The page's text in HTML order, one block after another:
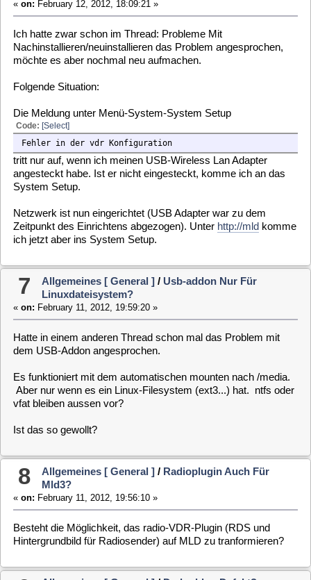
Aber nur wenn es ein Linux-Filesystem (ext3...) hat. ntfs oder
vfat bleiben aussen vor?
Ist das so gewollt?
8 Mld3?
Besteht die Möglichkeit, das radio-VDR-Plugin (RDS und
Hintergrundbild für Radiosender) auf MLD zu tranformieren?
9 Allgemeines [ General ] /Dvd-addon Defekt?
«on:February 11, 2012, 19:52:56 »
benutzen, sondern auch zum DVD schauen.
Klappt aber nicht.
Feb 11 12:54:04 (none) user.err vdr: [12086] ERROR: dvd-plugin cannot
Kann ich das irgendwie beheben?
10 Allgemeines [ General ]/Mc-addon Anpassen
«on:February 10, 2012, 13:01:52 »
Für das mc-Addon würde ich (aus meiner Sicht) empfehlen,
das, wenn man das Addon herunterlädt die Konfiguration
schon modifiziert ist.
Einstellungen:Internen Editor benutzen
die Navigation mit den Pfeiltasten einfacher.
Ansonsten öffnet sich zum Bearbeiten immer vi. Ist vielleicht
nicht jedermann Geschmack. Man kann es natürlich auch
selber einstellen
11 Allgemeines [ General ] Den Installer Mit
Installieren?